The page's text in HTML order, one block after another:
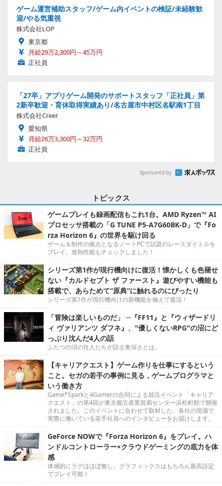
ゲーム運営補助スタッフ/ゲーム内イベントの検証/未経験歓
迎/やる気重視
株式会社LOP
東京都
月給29万2,300円～45万円
正社員
「27卒」アプリゲーム開発のサポートスタッフ「正社員」第
2新卒歓迎・育休取得実績あり/名古屋市中村区名駅南1丁目
株式会社Creer
愛知県
月給26万3,300円～32万円
正社員
Sponsored by
トピックス
ゲームプレイも録画配信もこれ1台。AMD Ryzen™ AI
プロセッサ搭載の「G TUNE P5-A7G60BK-D」で『Fo
rza Horizon 6』の世界を駆け回る
ゲーム＆制作の拠点となるノートPCで話題のレースタイトルを
プレイ。放熱性能もチェックしました！
シリーズ第1作が現行機向けに復活！懐かしくも色褪せ
ない『カルドセプト ザ ファースト』遊びやすい機能も
搭載で、あらためて“原典”に触れるのにぴったり
シリーズ第1作が現行機向けの新機能を備えて復活！
「冒険は楽しいものだ」 ─『FF11』と『ウィザードリ
ィ ヴァリアンツ ダフネ』、"優しくないRPG"の沼にど
っぷり沈んだ4人の話
ふたつの沼の住人たちが語る奥深さとは。
【キャリアクエスト】ゲーム作りを仕事にするという
こと。セガの若手の事例に見る，ゲームプログラマと
いう働き方
Game*Sparkと4Gamerの合同による就活イベント「キャリア
クエスト」の第4回が東京都立産業貿易センター浜松町館で開催
されました。このイベントに合わせて取材した、各社の現場で
実際に働いている若手社員へのインタビューをお届けします。
GeForce NOWで『Forza Horizon 6』をプレイ。ハ
ンドルコントローラー×クラウドゲーミングの底力を体
感
体感的にラグはほぼ無し。グラフィックスはもちろん最高設定
でプレイ可能！